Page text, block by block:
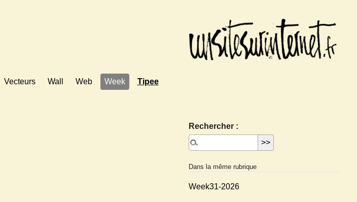
Vecteurs Wall Web Week Tipee
Rechercher :
Dans la même rubrique
Week31-2026